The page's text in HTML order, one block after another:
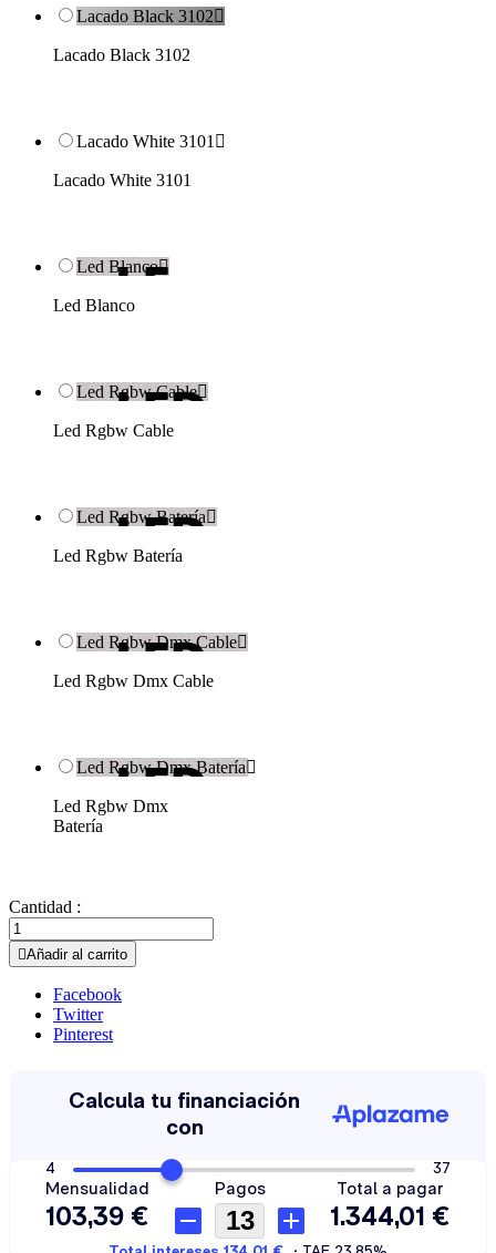
Lacado Black 3102
Lacado Black 3102
Lacado White 3101 
Lacado White 3101
Led Blanco
Led Blanco
Led Rgbw Cable
Led Rgbw Cable
Led Rgbw Batería
Led Rgbw Batería
Led Rgbw Dmx Cable
Led Rgbw Dmx Cable
Led Rgbw Dmx Batería
Led Rgbw Dmx
Batería
Cantidad :
Añadir al carrito
Facebook
Twitter
Pinterest